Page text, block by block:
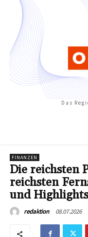
Das
FINANZEN
Die reichsten
reichsten
und
redaktion 08.07.2026